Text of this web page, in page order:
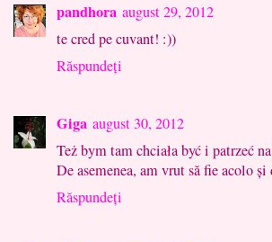
pandhora august 29, 2012
te cred pe cuvant! :))
Răspundeți
Giga august 30, 2012
Też bym tam chciała być i patrzeć
De asemenea, am vrut să fie acolo
Răspundeți